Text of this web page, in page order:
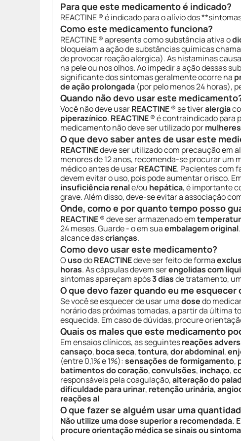
Para que este medicamento é indicado?
REACTINE ® é indicado para o alívio dos
Como este medicamento funciona?
REACTINE ® apresenta como substância ativa o
bloqueiam a ação de substâncias químicas
de provocar reação alérgica). As histaminas
na pele ou nos olhos. Ao impedir a ação dessas
significante dos sintomas geralmente ocorre na
de ação prolongada (por pelo menos 24 horas),
Quando não devo usar este
Você não deve usarREACTINE® se tiveralergia
piperazínico. REACTINE® é contraindicado para
medicamento não deve ser utilizado por
O que devo saber antes de usar este
REACTINEdeve ser utilizado com precaução em
menores de 12 anos, recomenda-se procurar um
médico antes de usarREACTINE. Pacientes com
devem evitar o uso, pois pode aumentar o risco.
insuficiência renale/ou hepática, é importante
grave. Além disso, deve-se evitar a associação
Onde, como e por quanto tempo posso
REACTINE® deve ser armazenado em
24 meses. Guarde - o em suaembalagem original
alcance dascrianças.
Como devo usar este medicamento?
O usodoREACTINEdeve ser feito de forma
horas. As cápsulas devem serengolidas com
sintomas apareçam após3 diasde tratamento,
O que devo fazer quando eu me
Se você se esquecer de usar umadosedo
horário das próximas tomadas, a partir da última
esquecida. Em caso de dúvidas, procure
Quais os males que este medicamento
Em ensaios clínicos, as seguintesreações
cansaço, boca seca,tontura,dor abdominal,
(entre 0,1% e 1%):sensações de formigamento,
batimentos do coração,convulsões, inchaço,
responsáveis pela coagulação,alteração do
dificuldade para urinar, retenção urinária,
reações al
O que fazer se alguém usar uma
Não utilize uma dose superior a
procure orientação médica se sinais ou